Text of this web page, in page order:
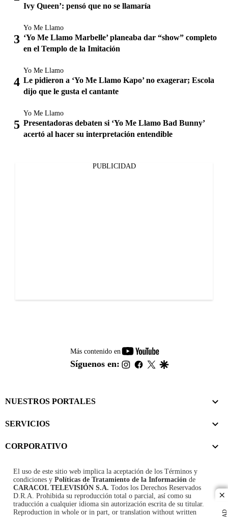
Ivy Queen’: pensó que no se llamaría
Yo Me Llamo
‘Yo Me Llamo Marbelle’ planeaba dar “show” completo
en el Templo de la Imitación
Yo Me Llamo
Le pidieron a ‘Yo Me Llamo Kapo’ no exagerar; Escola
dijo que le gusta el cantante
Yo Me Llamo
Presentadoras debaten si ‘Yo Me Llamo Bad Bunny’
acertó al hacer su interpretación entendible
PUBLICIDAD
Más contenido en
youtube-
footer
Síguenos en: instagram
facebook
twitter
NUESTROS PORTALES
SERVICIOS
CORPORATIVO
El uso de este sitio web implica la aceptación de los Términos y
condiciones y Políticas de Tratamiento de la Información de
CARACOL TELEVISIÓN S.A. Todos los Derechos Reservados
D.R.A. Prohibida su reproducción total o parcial, así como su
traducción a cualquier idioma sin autorización escrita de su titular.
Reproduction in whole or in part, or translation without written